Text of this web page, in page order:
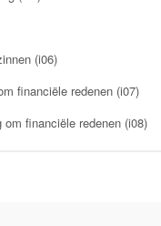
(i06)
financiële redenen (i07)
financiële redenen (i08)